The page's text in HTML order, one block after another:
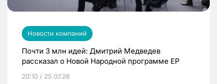
Новости компаний
Почти 3 млн идей: Дмитрий Медведев
рассказал о Новой Народной программе ЕР
20:10 / 25.07.26